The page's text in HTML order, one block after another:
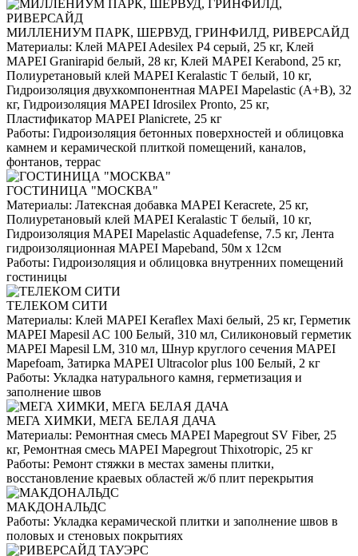
МИЛЛЕНИУМ ПАРК, ШЕРВУД, ГРИНФИЛД, РИВЕРСАЙД
Материалы: Клей MAPEI Adesilex P4 серый, 25 кг, Клей
MAPEI Granirapid белый, 28 кг, Клей MAPEI Kerabond, 25 кг,
Полиуретановый клей MAPEI Keralastic T белый, 10 кг,
Гидроизоляция двухкомпонентная MAPEI Mapelastic (А+B), 32
кг, Гидроизоляция MAPEI Idrosilex Pronto, 25 кг,
Пластификатор MAPEI Planicrete, 25 кг
Работы: Гидроизоляция бетонных поверхностей и облицовка
камнем и керамической плиткой помещений, каналов,
фонтанов, террас
ГОСТИНИЦА "МОСКВА"
Материалы: Латексная добавка MAPEI Keracrete, 25 кг,
Полиуретановый клей MAPEI Keralastic T белый, 10 кг,
Гидроизоляция MAPEI Mapelastic Aquadefense, 7.5 кг, Лента
гидроизоляционная MAPEI Mapeband, 50м x 12см
Работы: Гидроизоляция и облицовка внутренних помещений
гостиницы
ТЕЛЕКОМ СИТИ
Материалы: Клей MAPEI Keraflex Maxi белый, 25 кг, Герметик
MAPEI Mapesil AC 100 Белый, 310 мл, Силиконовый герметик
MAPEI Mapesil LM, 310 мл, Шнур круглого сечения MAPEI
Mapefoam, Затирка MAPEI Ultracolor plus 100 Белый, 2 кг
Работы: Укладка натурального камня, герметизация и
заполнение швов
МЕГА ХИМКИ, МЕГА БЕЛАЯ ДАЧА
Материалы: Ремонтная смесь MAPEI Mapegrout SV Fiber, 25
кг, Ремонтная смесь MAPEI Mapegrout Thixotropic, 25 кг
Работы: Ремонт стяжки в местах замены плитки,
восстановление краевых областей ж/б плит перекрытия
МАКДОНАЛЬДС
Работы: Укладка керамической плитки и заполнение швов в
половых и стеновых покрытиях